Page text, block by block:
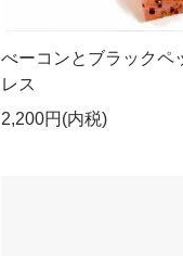
べーコンとブラックペ
レス
2,200円(内税)